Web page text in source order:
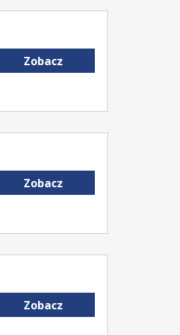
Zobacz
Zobacz
Zobacz